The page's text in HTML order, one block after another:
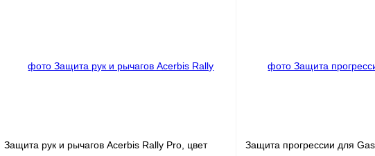
Защита рук и рычагов Acerbis Rally Pro, цвет
Защита прогрессии для